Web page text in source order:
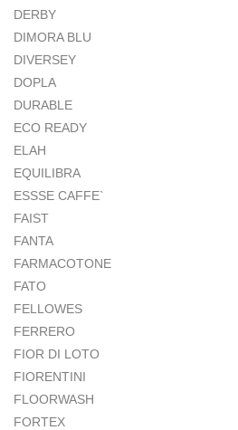
DERBY
DIMORA BLU
DIVERSEY
DOPLA
DURABLE
ECO READY
ELAH
EQUILIBRA
ESSSE CAFFE`
FAIST
FANTA
FARMACOTONE
FATO
FELLOWES
FERRERO
FIOR DI LOTO
FIORENTINI
FLOORWASH
FORTEX